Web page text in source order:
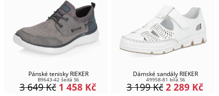
Pánské tenisky RIEKER
B9643-42 šedá S6
1 458 Kč
3 649Kč
Dámské sandály RIEKER
49958-81 bílá S6
2 289 Kč
3 199Kč